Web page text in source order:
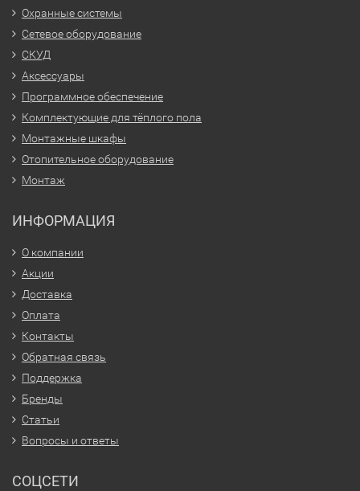
Охранные системы
Сетевое оборудование
СКУД
Аксессуары
Программное обеспечение
Комплектующие для тёплого пола
Монтажные шкафы
Отопительное оборудование
Монтаж
ИНФОРМАЦИЯ
О компании
Акции
Доставка
Оплата
Контакты
Обратная связь
Поддержка
Бренды
Статьи
Вопросы и ответы
СОЦСЕТИ